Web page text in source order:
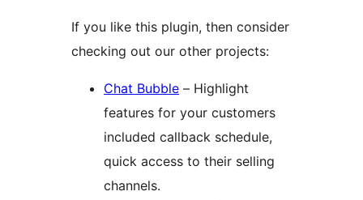
If you like this plugin, then consider
checking out our other projects:
Chat Bubble – Highlight
features for your customers
included callback schedule,
quick access to their selling
channels.